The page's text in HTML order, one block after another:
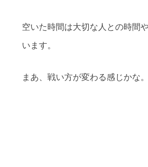
空いた時間は大切な人との時間
います。
まあ、戦い方が変わる感じかな。